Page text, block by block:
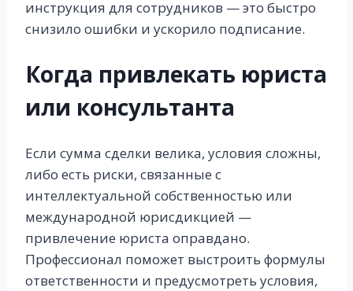
инструкция для сотрудников — это быстро
снизило ошибки и ускорило подписание.
Когда привлекать юриста
или консультанта
Если сумма сделки велика, условия сложны,
либо есть риски, связанные с
интеллектуальной собственностью или
международной юрисдикцией —
привлечение юриста оправдано.
Профессионал поможет выстроить формулы
ответственности и предусмотреть условия,